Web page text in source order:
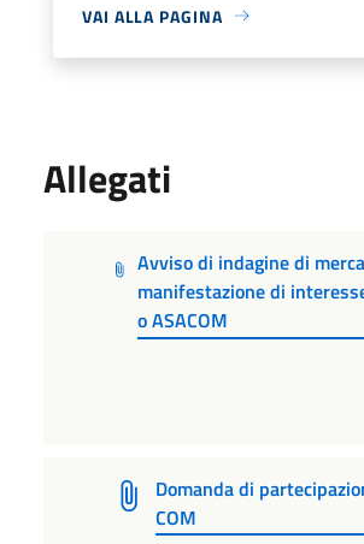
VAI ALLA PAGINA
Allegati
Avviso di indagine di
manifestazione di
o ASACOM
Domanda di
COM